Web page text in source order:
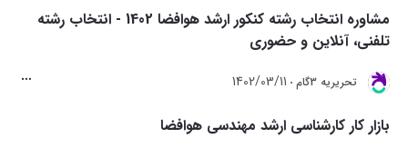
مشاوره انتخاب رشته کنکور ارشد هوافضا 1402 - انتخاب رشته
تلفنی، آنلاین و حضوری
تحريريه 3گام 1402/03/11
بازار کار کارشناسی ارشد مهندسی هوافضا